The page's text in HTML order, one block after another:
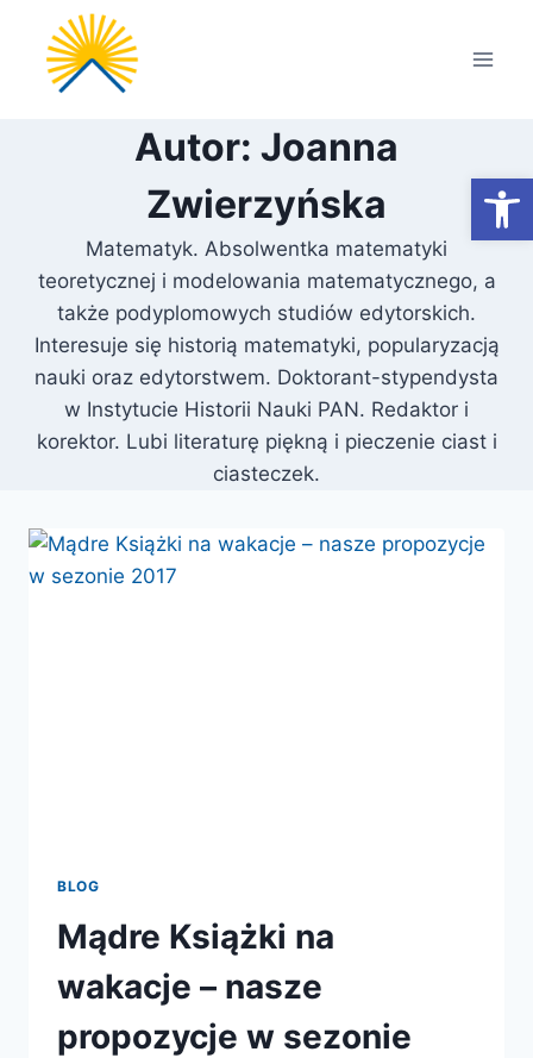
Przejdź
treści
Autor: Joanna
Zwierzyńska
Matematyk. Absolwentka matematyki
teoretycznej i modelowania matematycznego, a
także podyplomowych studiów edytorskich.
Interesuje się historią matematyki, popularyzacją
nauki oraz edytorstwem. Doktorant-stypendysta
w Instytucie Historii Nauki PAN. Redaktor i
korektor. Lubi literaturę piękną i pieczenie ciast i
ciasteczek.
BLOG
Mądre Książki na
wakacje – nasze
propozycje w sezonie